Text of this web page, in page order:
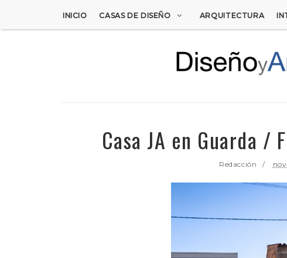
INICIO CASAS DE DISEÑO ARQUITECTURA
Casa JA en Guarda /
Redacción